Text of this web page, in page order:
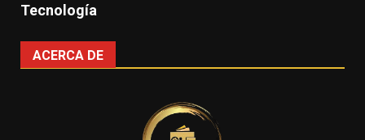
Tecnología
ACERCA DE